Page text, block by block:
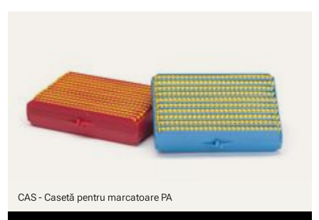
CAS - Casetă pentru marcatoare PA